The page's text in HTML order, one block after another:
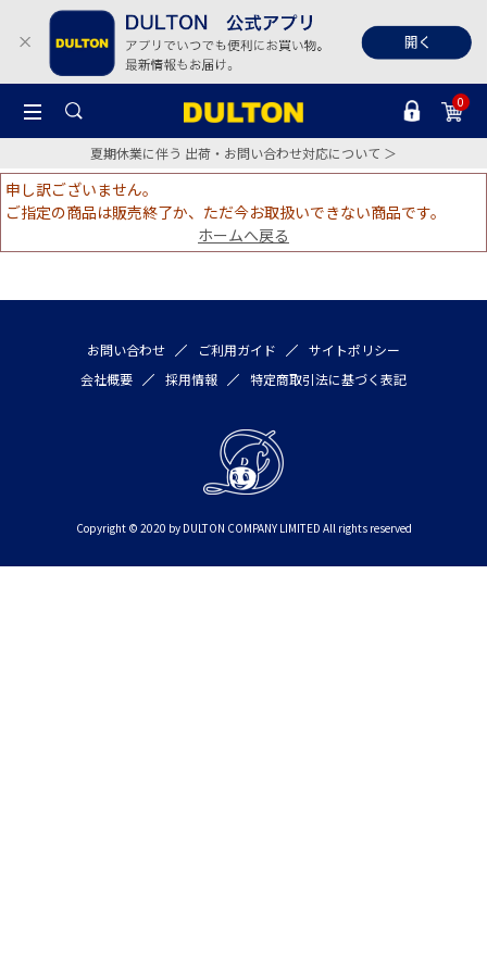
0
夏期休業に伴う 出荷・お問い合わせ対応について ＞
申し訳ございません。
ご指定の商品は販売終了か、ただ今お取扱いできない商品です。
ホームへ戻る
お問い合わせ ご利用ガイド
サイトポリシー
会社概要
採用情報 特定商取引法に基づく表記
Copyright © 2020 by DULTON COMPANY LIMITED All rights reserved